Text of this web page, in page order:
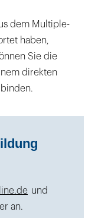
dem Multiple-
haben,
Sie die
direkten
und
an.